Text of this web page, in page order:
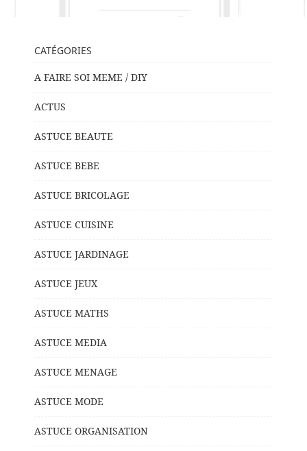
CATÉGORIES
A FAIRE SOI MEME / DIY
ACTUS
ASTUCE BEAUTE
ASTUCE BEBE
ASTUCE BRICOLAGE
ASTUCE CUISINE
ASTUCE JARDINAGE
ASTUCE JEUX
ASTUCE MATHS
ASTUCE MEDIA
ASTUCE MENAGE
ASTUCE MODE
ASTUCE ORGANISATION